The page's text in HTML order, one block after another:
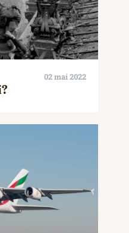
02 mai 2022